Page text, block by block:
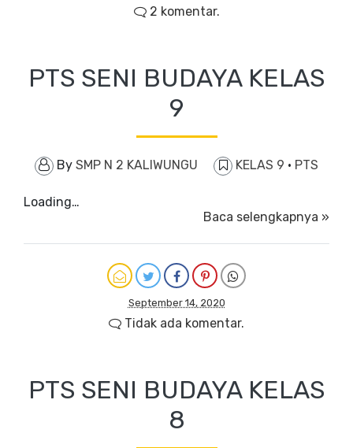
2 komentar.
PTS SENI BUDAYA KELAS
9
By SMP N 2 KALIWUNGU KELAS 9 · PTS
Loading…
Baca selengkapnya »
September 14, 2020
Tidak ada komentar.
PTS SENI BUDAYA KELAS
8